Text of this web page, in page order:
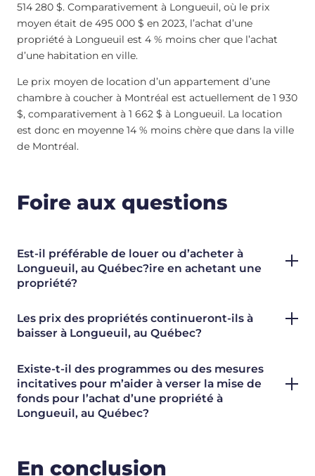
514 280 $. Comparativement à Longueuil, où le prix
moyen était de 495 000 $ en 2023, l’achat d’une
propriété à Longueuil est 4 % moins cher que l’achat
d’une habitation en ville.
Le prix moyen de location d’un appartement d’une
chambre à coucher à Montréal est actuellement de 1 930
$, comparativement à 1 662 $ à Longueuil. La location
est donc en moyenne 14 % moins chère que dans la ville
de Montréal.
Foire aux questions
Est-il préférable de louer ou d’acheter à
Longueuil, au Québec?ire en achetant une
propriété?
Les prix des propriétés continueront-ils à
baisser à Longueuil, au Québec?
Existe-t-il des programmes ou des mesures
incitatives pour m’aider à verser la mise de
fonds pour l’achat d’une propriété à
Longueuil, au Québec?
En conclusion